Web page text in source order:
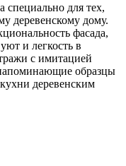
специально для тех,
деревенскому дому.
фасада,
и легкость в
с имитацией
образцы
деревенским